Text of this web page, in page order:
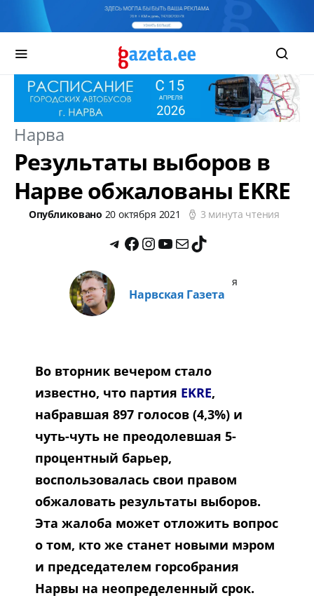
Нарва
Результаты выборов в
Нарве обжалованы EKRE
Опубликовано 20 октября 2021 3 минута чтения
Нарвская Газета
я
Во вторник вечером стало
известно, что партия EKRE,
набравшая 897 голосов (4,3%) и
чуть-чуть не преодолевшая 5-
процентный барьер,
воспользовалась свои правом
обжаловать результаты выборов.
Эта жалоба может отложить вопрос
о том, кто же станет новыми мэром
и председателем горсобрания
Нарвы на неопределенный срок.